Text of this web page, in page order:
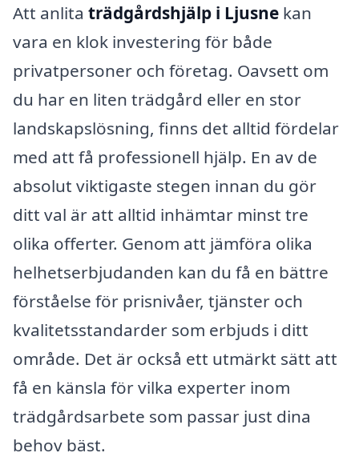
Att anlita trädgårdshjälp i Ljusne kan
vara en klok investering för både
privatpersoner och företag. Oavsett om
du har en liten trädgård eller en stor
landskapslösning, finns det alltid fördelar
med att få professionell hjälp. En av de
absolut viktigaste stegen innan du gör
ditt val är att alltid inhämtar minst tre
olika offerter. Genom att jämföra olika
helhetserbjudanden kan du få en bättre
förståelse för prisnivåer, tjänster och
kvalitetsstandarder som erbjuds i ditt
område. Det är också ett utmärkt sätt att
få en känsla för vilka experter inom
trädgårdsarbete som passar just dina
behov bäst.